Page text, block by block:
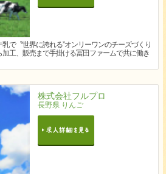
で〝世界に誇れる”オンリーワンのチーズづくり
工、販売まで手掛ける冨田ファームで共に働き
株式会社フルプロ
長野県 りんご